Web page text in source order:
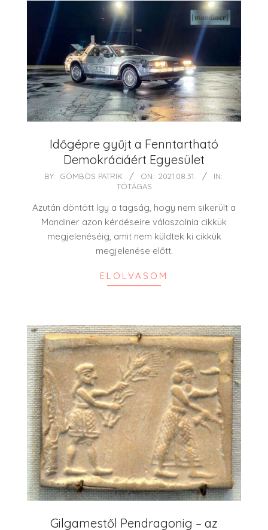
Időgépre gyűjt a Fenntartható
Demokráciáért Egyesület
2021-
31
BY: GÖMBÖS PATRIK ON: 2021.08.31.
IN:
TÓTÁGAS
Azután döntött így a tagság, hogy nem sikerült a
Mandiner azon kérdéseire válaszolnia cikkük
megjelenéséig, amit nem küldtek ki cikkük
megjelenése előtt.
ELOLVASOM
Gilgamestől Pendragonig – az